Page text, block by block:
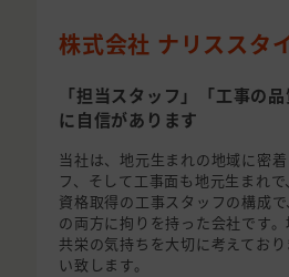
株式会社 ナリススタ
「担当スタッフ」「工事の
に自信があります
当社は、地元生まれの地域に密
フ、そして工事面も地元生まれ
資格取得の工事スタッフの構成で
の両方に拘りを持った会社です
共栄の気持ちを大切に考えてお
い致します。